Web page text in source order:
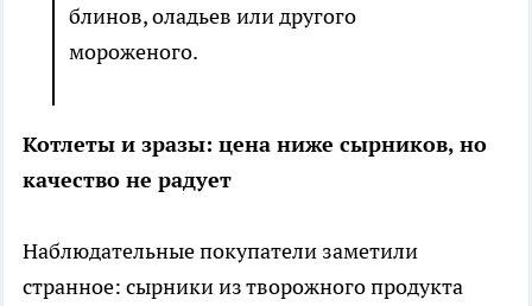
блинов, оладьев или другого
мороженого.
Котлеты и зразы: цена ниже сырников, но
качество не радует
Наблюдательные покупатели заметили
странное: сырники из творожного продукта